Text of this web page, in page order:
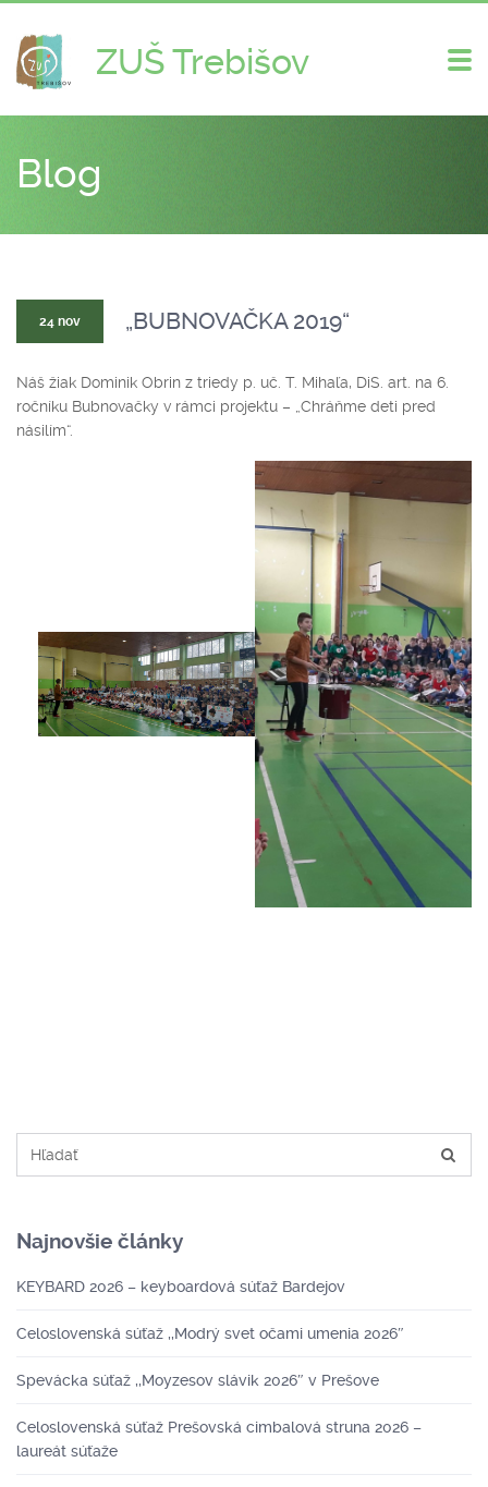
ZUŠ Trebišov
Blog
24 nov „BUBNOVAČKA 2019“
Náš žiak Dominik Obrin z triedy p. uč. T. Mihaľa, DiS. art. na 6.
ročníku Bubnovačky v rámci projektu – „Chráňme deti pred
násilím“.
Najnovšie články
KEYBARD 2026 – keyboardová súťaž Bardejov
Celoslovenská súťaž ,,Modrý svet očami umenia 2026″
Spevácka súťaž ,,Moyzesov slávik 2026″ v Prešove
Celoslovenská súťaž Prešovská cimbalová struna 2026 –
laureát súťaže